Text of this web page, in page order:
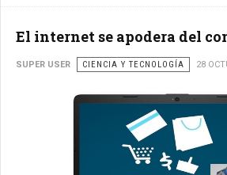
El internet se apodera del
SUPER USER CIENCIA Y TECNOLOGÍA 28